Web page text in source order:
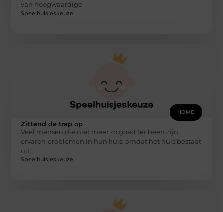
van hoogwaardige
Speelhuisjeskeuze
HOME
Zittend de trap op
Veel mensen die niet meer zo goed ter been zijn
ervaren problemen in hun huis, omdat het huis bestaat
uit
Speelhuisjeskeuze